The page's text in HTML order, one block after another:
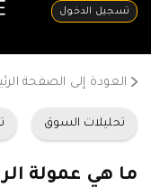
تسجيل الدخول
العودة إلى الصفحة
تحليلات السوق
ما هي عمولة